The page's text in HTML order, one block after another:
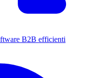
B2B efficienti